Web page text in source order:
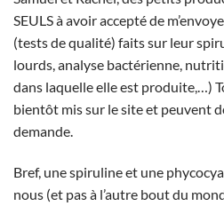
SEULS à avoir accepté de
(tests de qualité) faits sur leur
lourds, analyse bactérienne,
dans laquelle elle est produite,…)
bientôt mis sur le site et peuvent
demande.
Bref, une spiruline et une
nous (et pas à l’autre bout du